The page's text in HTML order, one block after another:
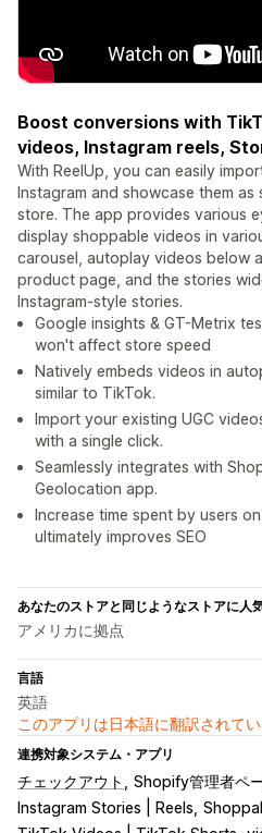
Boost conversions with
videos, Instagram reels,
With ReelUp, you can easily
Instagram and showcase them
store. The app provides various
display shoppable videos in
carousel, autoplay videos below
product page, and the stories
Instagram-style stories.
Google insights & GT-Metrix
won't affect store speed
Natively embeds videos in
similar to TikTok.
Import your existing UGC
with a single click.
Seamlessly integrates with
Geolocation app.
Increase time spent by users
ultimately improves SEO
あなたのストアと同じようなストアに人
アメリカに拠点
言語
英語
このアプリは日本語に翻訳されて
連携対象システム・アプリ
チェックアウト
Shopify管理者ペ
Instagram Stories | Reels